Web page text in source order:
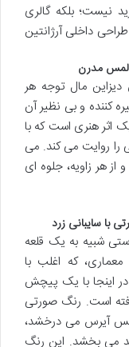
نیست؛ بلکه گالری
داخلی آرژانتین
لمس مدرن
مال توجه هر
کننده و بی نظیر آن
اثر هنری است که با
را روایت می کند. می
هر زاویه، جلوه ای
با سایبانی زرد
شبیه به یک قلعه
که اغلب با
در اینجا با یک پیچش
است. رنگ صورتی
آیرس می درخشد،
می بخشد. این رنگ